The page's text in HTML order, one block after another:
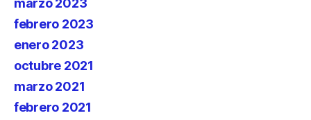
marzo 2023
febrero 2023
enero 2023
octubre 2021
marzo 2021
febrero 2021